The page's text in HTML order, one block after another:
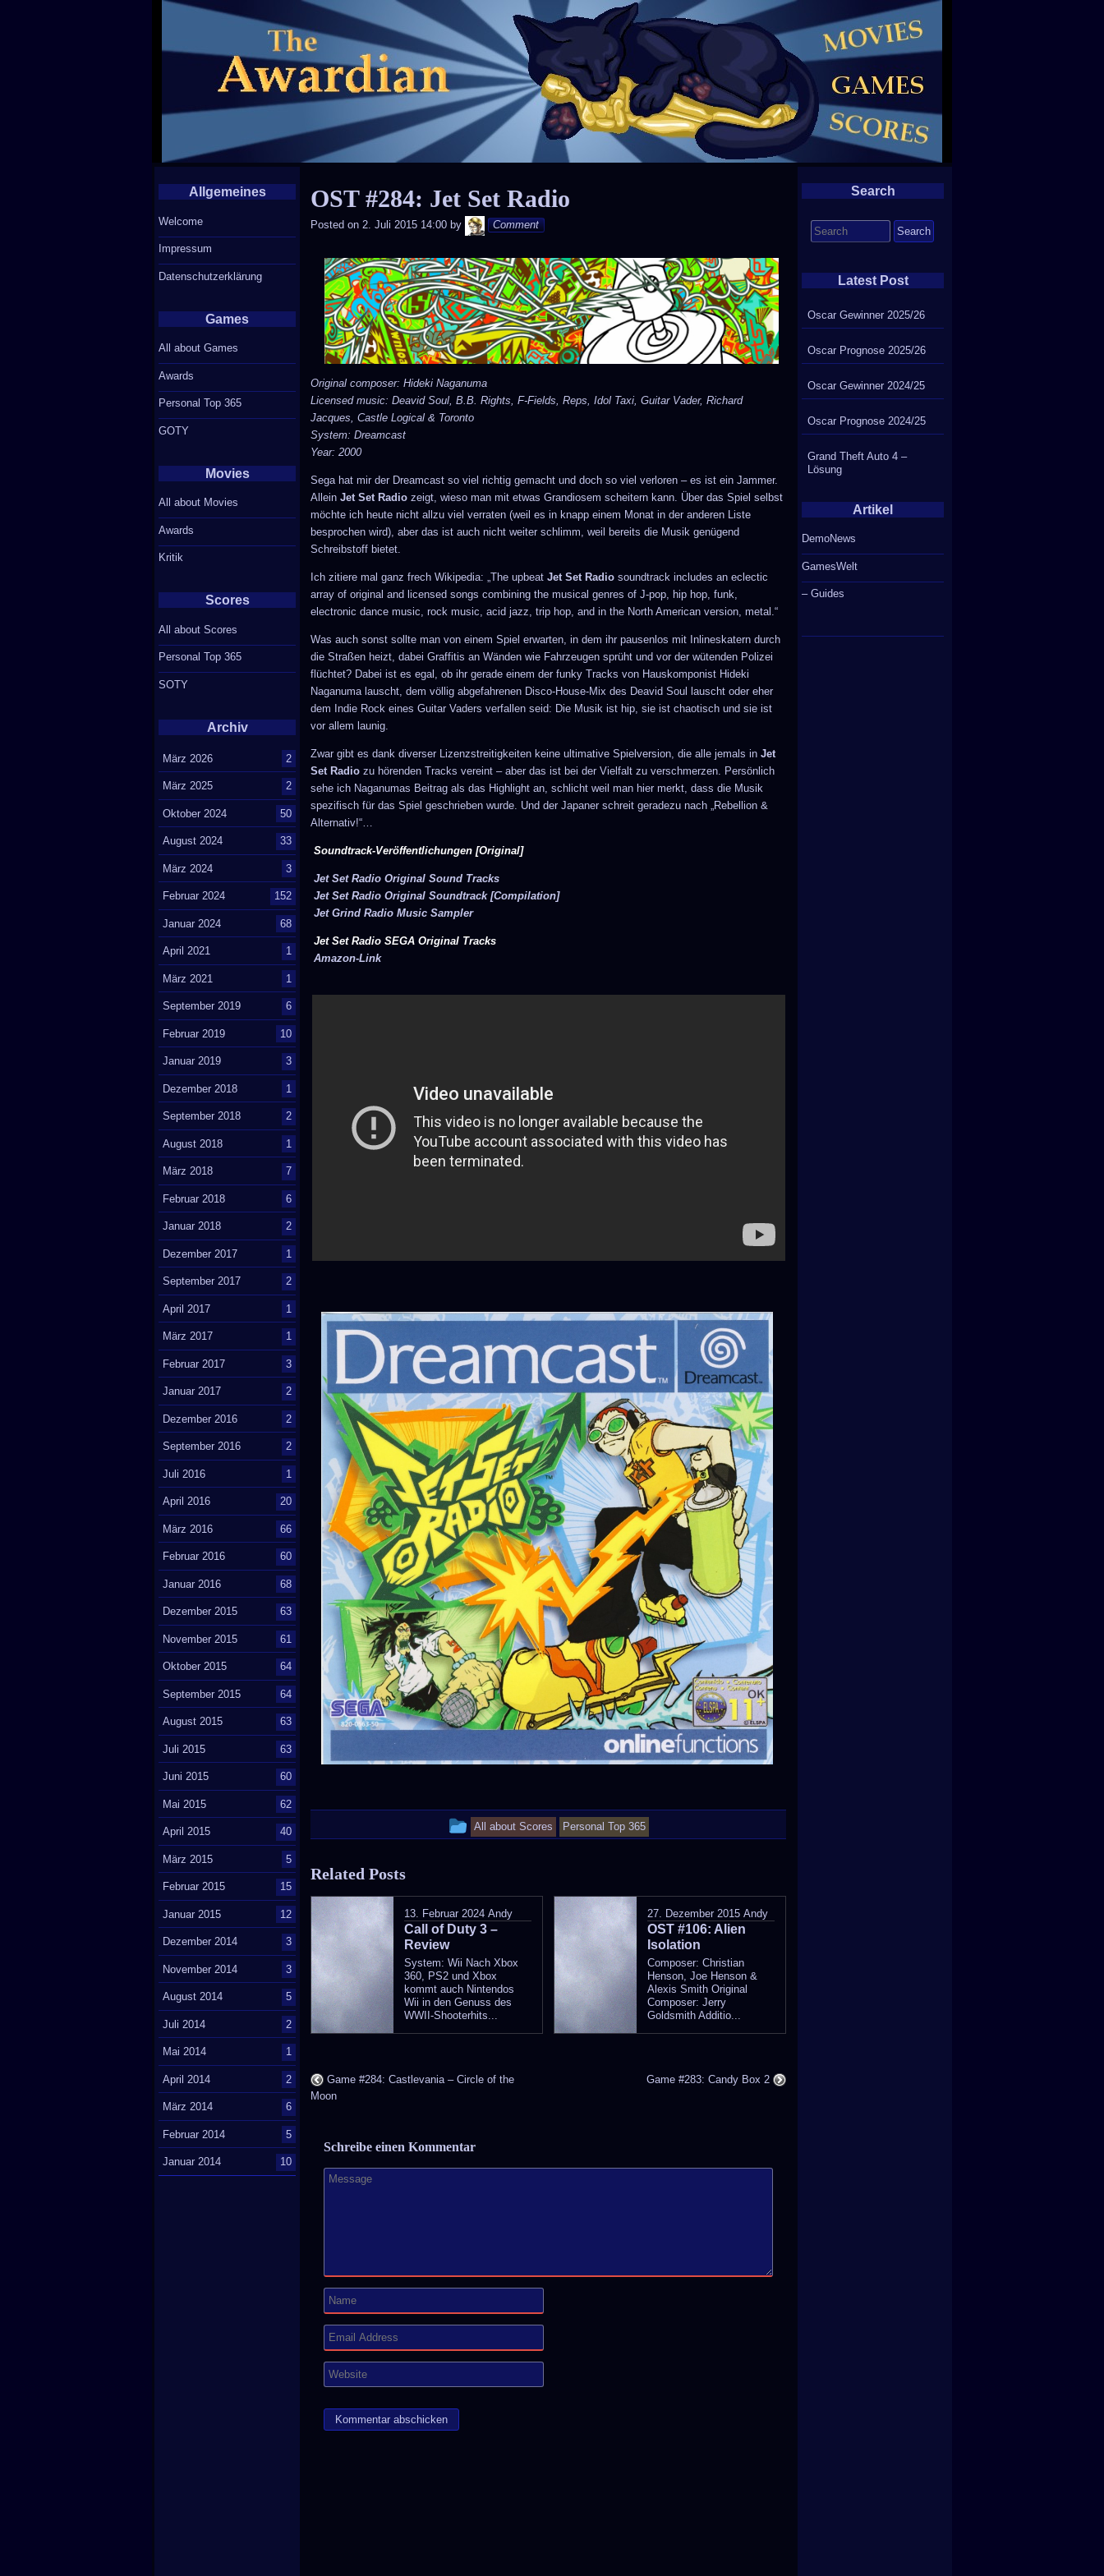
Skip
to
content
OST #284: Jet Set Radio
Posted on 2. Juli 2015 14:00 by Andy
Comment
Original composer: Hideki Naganuma
Licensed music: Deavid Soul, B.B. Rights, F-Fields, Reps, Idol Taxi, Guitar Vader, Richard
Jacques, Castle Logical & Toronto
System: Dreamcast
Year: 2000
Sega hat mir der Dreamcast so viel richtig gemacht und doch so viel verloren – es ist ein Jammer.
AlleinJet Set Radio zeigt, wieso man mit etwas Grandiosem scheitern kann. Über das Spiel selbst
möchte ich heute nicht allzu viel verraten (weil es in knapp einem Monat in der anderen Liste
besprochen wird), aber das ist auch nicht weiter schlimm, weil bereits die Musik genügend
Schreibstoff bietet.
Ich zitiere mal ganz frech Wikipedia: „The upbeatJet Set Radio soundtrack includes an eclectic
array of original and licensed songs combining the musical genres of J-pop, hip hop, funk,
electronic dance music, rock music, acid jazz, trip hop, and in the North American version, metal.“
Was auch sonst sollte man von einem Spiel erwarten, in dem ihr pausenlos mit Inlineskatern durch
die Straßen heizt, dabei Graffitis an Wänden wie Fahrzeugen sprüht und vor der wütenden Polizei
flüchtet? Dabei ist es egal, ob ihr gerade einem der funky Tracks von Hauskomponist Hideki
Naganuma lauscht, dem völlig abgefahrenen Disco-House-Mix des Deavid Soul lauscht oder eher
dem Indie Rock eines Guitar Vaders verfallen seid: Die Musik ist hip, sie ist chaotisch und sie ist
vor allem launig.
Zwar gibt es dank diverser Lizenzstreitigkeiten keine ultimative Spielversion, die alle jemals inJet
Set Radio zu hörenden Tracks vereint – aber das ist bei der Vielfalt zu verschmerzen. Persönlich
sehe ich Naganumas Beitrag als das Highlight an, schlicht weil man hier merkt, dass die Musik
spezifisch für das Spiel geschrieben wurde. Und der Japaner schreit geradezu nach „Rebellion &
Alternativ!“…
Soundtrack-Veröffentlichungen [Original]
Jet Set Radio Original Sound Tracks
Jet Set Radio Original Soundtrack [Compilation]
Jet Grind Radio Music Sampler
Jet Set Radio SEGA Original Tracks
Amazon-Link
This
posted
in
All about Scores Personal Top 365
Related Posts
13. Februar 2024 Andy
Call of Duty 3 –
Review
System: Wii Nach Xbox
360, PS2 und Xbox
kommt auch Nintendos
Wii in den Genuss des
WWII-Shooterhits...
27. Dezember 2015 Andy
OST #106: Alien
Isolation
Composer: Christian
Henson, Joe Henson &
Alexis Smith Original
Composer: Jerry
Goldsmith Additio...
Game #284: Castlevania – Circle of the
Moon
Game #283: Candy Box 2
Schreibe einen Kommentar
Search
for:
Latest Post
Oscar Gewinner 2025/26
Oscar Prognose 2025/26
Oscar Gewinner 2024/25
Oscar Prognose 2024/25
Grand Theft Auto 4 –
Lösung
Artikel
DemoNews
GamesWelt
– Guides
Allgemeines
Welcome
Impressum
Datenschutzerklärung
Games
All about Games
Awards
Personal Top 365
GOTY
Movies
All about Movies
Awards
Kritik
Scores
All about Scores
Personal Top 365
SOTY
Archiv
März 2026 2
März 2025 2
Oktober 2024 50
August 2024 33
März 2024 3
Februar 2024 152
Januar 2024 68
April 2021 1
März 2021 1
September 2019 6
Februar 2019 10
Januar 2019 3
Dezember 2018 1
September 2018 2
August 2018 1
März 2018 7
Februar 2018 6
Januar 2018 2
Dezember 2017 1
September 2017 2
April 2017 1
März 2017 1
Februar 2017 3
Januar 2017 2
Dezember 2016 2
September 2016 2
Juli 2016 1
April 2016 20
März 2016 66
Februar 2016 60
Januar 2016 68
Dezember 2015 63
November 2015 61
Oktober 2015 64
September 2015 64
August 2015 63
Juli 2015 63
Juni 2015 60
Mai 2015 62
April 2015 40
März 2015 5
Februar 2015 15
Januar 2015 12
Dezember 2014 3
November 2014 3
August 2014 5
Juli 2014 2
Mai 2014 1
April 2014 2
März 2014 6
Februar 2014 5
Januar 2014 10